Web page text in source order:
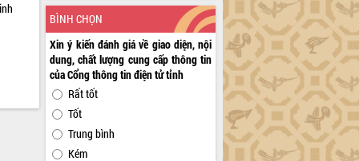
BÌNH CHỌN
Xin ý kiến đánh giá về giao diện, nội
dung, chất lượng cung cấp thông tin
của Cổng thông tin điện tử tỉnh
Rất tốt
Tốt
Trung bình
Kém